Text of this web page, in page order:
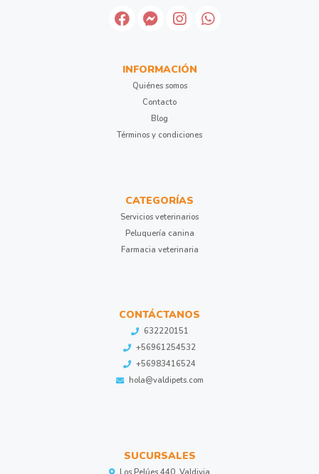
INFORMACIÓN
Quiénes somos
Contacto
Blog
Términos y condiciones
CATEGORÍAS
Servicios veterinarios
Peluquería canina
Farmacia veterinaria
CONTÁCTANOS
632220151
+56961254532
+56983416524
hola@valdipets.com
SUCURSALES